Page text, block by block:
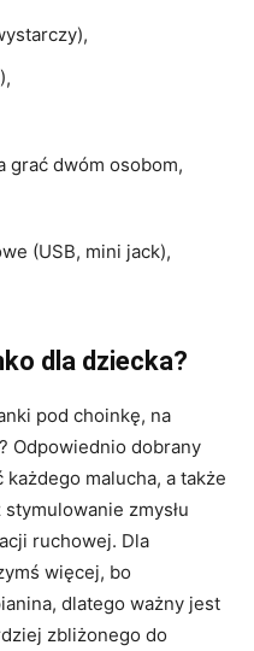
grać dwóm osobom,
(USB, mini jack),
dla dziecka?
pod choinkę, na
Odpowiednio dobrany
malucha, a także
zmysłu
ruchowej. Dla
więcej, bo
dlatego ważny jest
zbliżonego do